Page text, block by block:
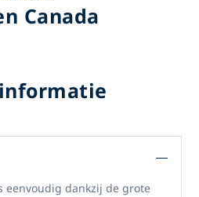
Canada
eenvoudig dankzij de grote